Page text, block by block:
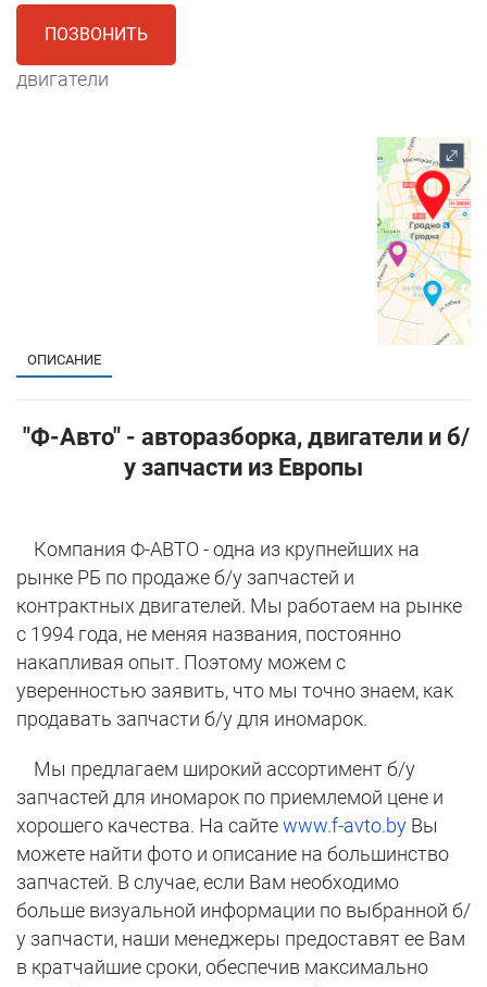
ПОЗВОНИТЬ
двигатели
ОПИСАНИЕ
"Ф-Авто" - авторазборка, двигатели и б/
у запчасти из Европы
Компания Ф-АВТО - одна из крупнейших на
рынке РБ по продаже б/у запчастей и
контрактных двигателей. Мы работаем на рынке
с 1994 года, не меняя названия, постоянно
накапливая опыт. Поэтому можем с
уверенностью заявить, что мы точно знаем, как
продавать запчасти б/у для иномарок.
Мы предлагаем широкий ассортимент б/у
запчастей для иномарок по приемлемой цене и
хорошего качества. На сайтеwww.f-avto.by Вы
можете найти фото и описание на большинство
запчастей. В случае, если Вам необходимо
больше визуальной информации по выбранной б/
у запчасти, наши менеджеры предоставят ее Вам
в кратчайшие сроки, обеспечив максимально